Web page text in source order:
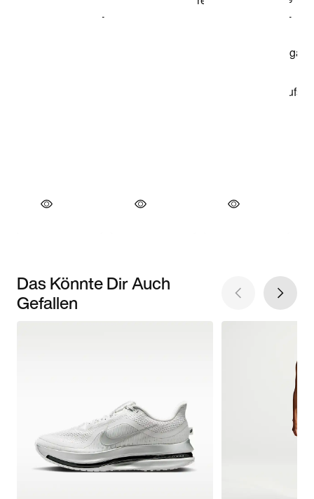
Das Könnte Dir Auch
Gefallen